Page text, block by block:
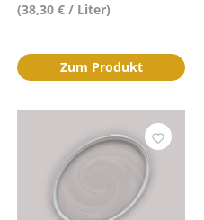
(38,30 € / Liter)
Zum Produkt